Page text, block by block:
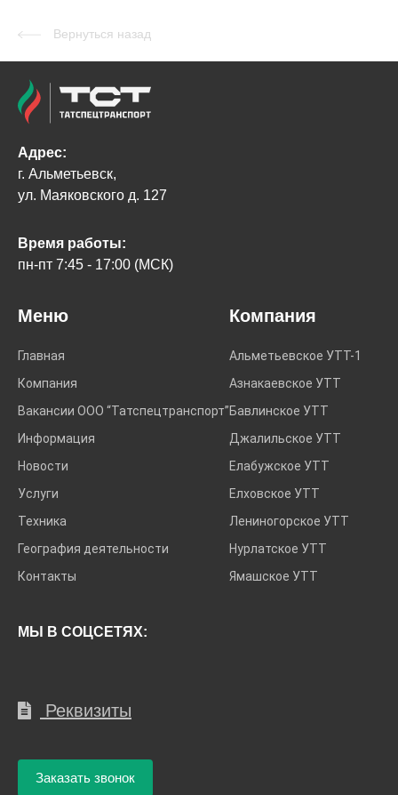
Вернуться назад
Адрес:
г. Альметьевск,
ул. Маяковского д. 127
Время работы:
пн-пт 7:45 - 17:00 (МСК)
Меню
Главная
Компания
Вакансии ООО “Татспецтранспорт”
Информация
Новости
Услуги
Техника
География деятельности
Контакты
Компания
Альметьевское УТТ-1
Азнакаевское УТТ
Бавлинское УТТ
Джалильское УТТ
Елабужское УТТ
Елховское УТТ
Лениногорское УТТ
Нурлатское УТТ
Ямашское УТТ
МЫ В СОЦСЕТЯХ:
Реквизиты
Заказать звонок